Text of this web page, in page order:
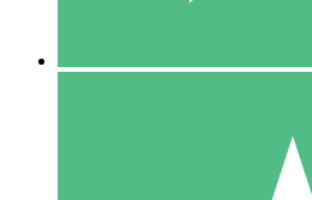
10 Descargas
20 00